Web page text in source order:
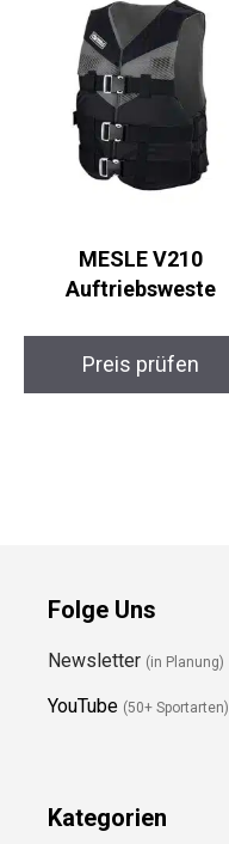
MESLE V210
Auftriebsweste
Preis prüfen
Folge Uns
Newsletter (in Planung)
YouTube (50+ Sportarten)
Kategorien